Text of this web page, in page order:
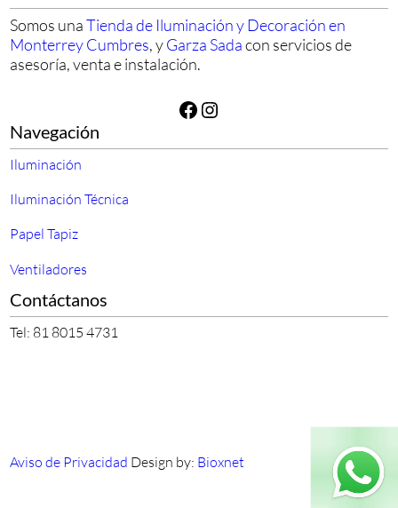
Somos unaTienda de Iluminación y Decoración en
Monterrey Cumbres, yGarza Sadacon servicios de
asesoría, venta e instalación.
Facebook Instagram
Navegación
Iluminación
Iluminación Técnica
Papel Tapiz
Ventiladores
Contáctanos
Tel: 81 8015 4731
Aviso de Privacidad Design by: Bioxnet